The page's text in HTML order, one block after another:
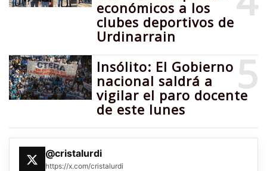
económicos a los
clubes deportivos de
Urdinarrain
5
Insólito: El Gobierno
nacional saldrá a
vigilar el paro docente
de este lunes
@cristalurdi
https://x.com/cristalurdi